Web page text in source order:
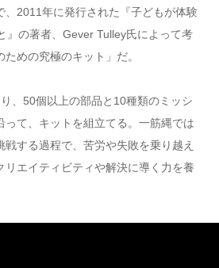
2011年に発行された『子どもが体験
』の著者、 Gever Tulley氏によって考
めの究極のキット」だ。
、 50個以上の部品と 10種類のミッシ
って、キットを組立てる。一筋縄では
する過程で、苦労や失敗を乗り越え
リエイティビティや解決に導く力を養